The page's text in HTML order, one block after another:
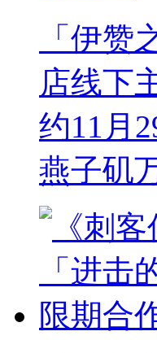
「伊
店线下
约11月
燕子矶